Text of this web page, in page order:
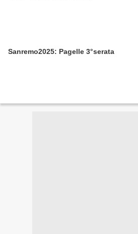
Sanremo2025: Pagelle 3°serata